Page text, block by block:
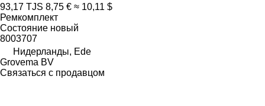
93,17 TJS 8,75 € ≈ 10,11 $
Ремкомплект
Состояние новый
8003707
Нидерланды, Ede
Grovema BV
Связаться с продавцом